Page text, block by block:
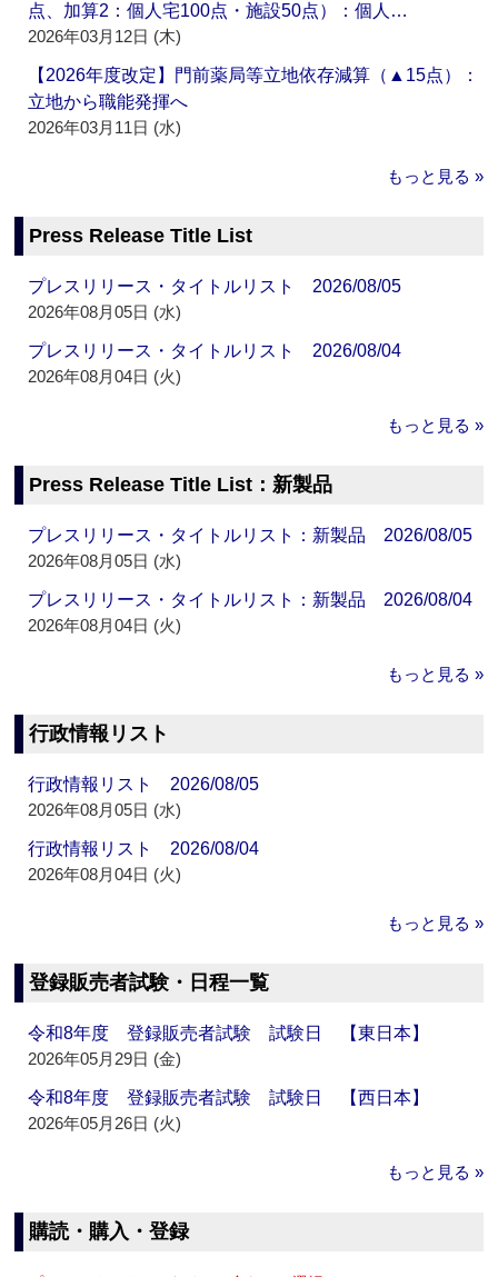
点、加算2：個人宅100点・施設50点）：個人…
2026年03月12日 (木)
【2026年度改定】門前薬局等立地依存減算（▲15点）：
立地から職能発揮へ
2026年03月11日 (水)
もっと見る »
Press Release Title List
プレスリリース・タイトルリスト 2026/08/05
2026年08月05日 (水)
プレスリリース・タイトルリスト 2026/08/04
2026年08月04日 (火)
もっと見る »
Press Release Title List：新製品
プレスリリース・タイトルリスト：新製品 2026/08/05
2026年08月05日 (水)
プレスリリース・タイトルリスト：新製品 2026/08/04
2026年08月04日 (火)
もっと見る »
行政情報リスト
行政情報リスト 2026/08/05
2026年08月05日 (水)
行政情報リスト 2026/08/04
2026年08月04日 (火)
もっと見る »
登録販売者試験・日程一覧
令和8年度 登録販売者試験 試験日 【東日本】
2026年05月29日 (金)
令和8年度 登録販売者試験 試験日 【西日本】
2026年05月26日 (火)
もっと見る »
購読・購入・登録